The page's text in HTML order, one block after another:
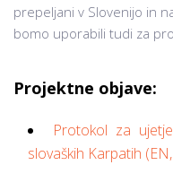
prepeljani v Slovenijo in
bomo uporabili tudi za
Projektne objave:
Protokol za
slovaških Karpatih